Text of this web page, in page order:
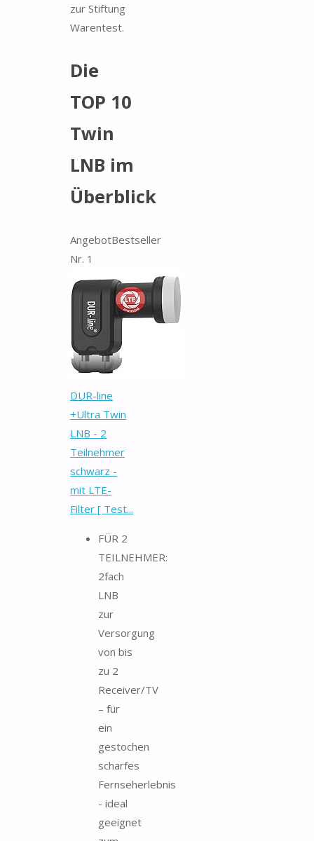
zur Stiftung
Warentest.
Die
TOP 10
Twin
LNB im
Überblick
AngebotBestseller
Nr. 1
DUR-line
+Ultra Twin
LNB - 2
Teilnehmer
schwarz -
mit LTE-
Filter [ Test...
FÜR 2
TEILNEHMER:
2fach
LNB
zur
Versorgung
von bis
zu 2
Receiver/TV
– für
ein
gestochen
scharfes
Fernseherlebnis
- ideal
geeignet